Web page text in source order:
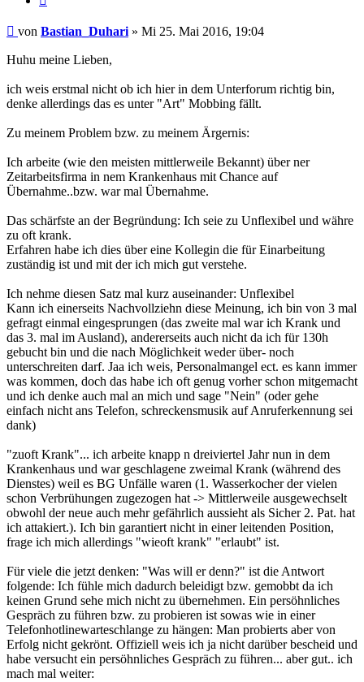
Beitrag
von Bastian_Duhari » Mi 25. Mai 2016, 19:04
Huhu meine Lieben,
ich weis erstmal nicht ob ich hier in dem Unterforum richtig bin,
denke allerdings das es unter "Art" Mobbing fällt.
Zu meinem Problem bzw. zu meinem Ärgernis:
Ich arbeite (wie den meisten mittlerweile Bekannt) über ner
Zeitarbeitsfirma in nem Krankenhaus mit Chance auf
Übernahme..bzw. war mal Übernahme.
Das schärfste an der Begründung: Ich seie zu Unflexibel und währe
zu oft krank.
Erfahren habe ich dies über eine Kollegin die für Einarbeitung
zuständig ist und mit der ich mich gut verstehe.
Ich nehme diesen Satz mal kurz auseinander: Unflexibel
Kann ich einerseits Nachvollziehn diese Meinung, ich bin von 3 mal
gefragt einmal eingesprungen (das zweite mal war ich Krank und
das 3. mal im Ausland), andererseits auch nicht da ich für 130h
gebucht bin und die nach Möglichkeit weder über- noch
unterschreiten darf. Jaa ich weis, Personalmangel ect. es kann immer
was kommen, doch das habe ich oft genug vorher schon mitgemacht
und ich denke auch mal an mich und sage "Nein" (oder gehe
einfach nicht ans Telefon, schreckensmusik auf Anruferkennung sei
dank)
"zuoft Krank"... ich arbeite knapp n dreiviertel Jahr nun in dem
Krankenhaus und war geschlagene zweimal Krank (während des
Dienstes) weil es BG Unfälle waren (1. Wasserkocher der vielen
schon Verbrühungen zugezogen hat -> Mittlerweile ausgewechselt
obwohl der neue auch mehr gefährlich aussieht als Sicher 2. Pat. hat
ich attakiert.). Ich bin garantiert nicht in einer leitenden Position,
frage ich mich allerdings "wieoft krank" "erlaubt" ist.
Für viele die jetzt denken: "Was will er denn?" ist die Antwort
folgende: Ich fühle mich dadurch beleidigt bzw. gemobbt da ich
keinen Grund sehe mich nicht zu übernehmen. Ein persöhnliches
Gespräch zu führen bzw. zu probieren ist sowas wie in einer
Telefonhotlinewarteschlange zu hängen: Man probierts aber von
Erfolg nicht gekrönt. Offiziell weis ich ja nicht darüber bescheid und
habe versucht ein persöhnliches Gespräch zu führen... aber gut.. ich
mach mal weiter: